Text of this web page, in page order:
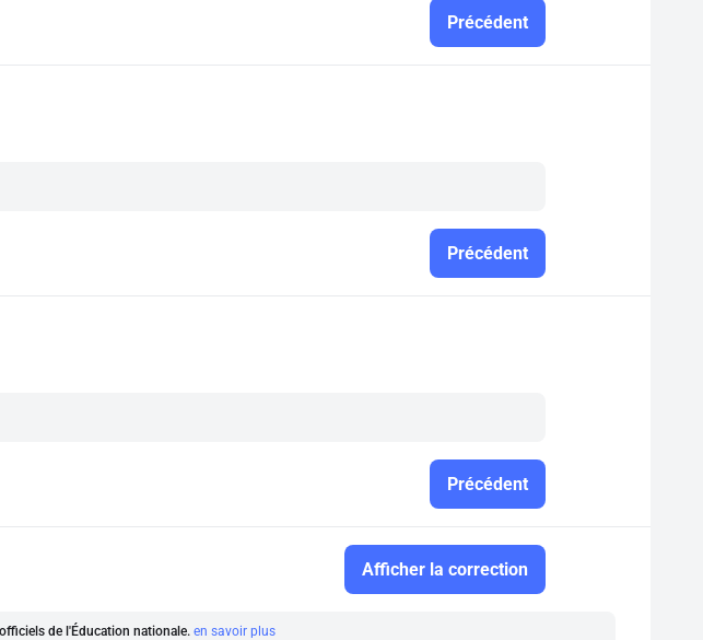
Précédent
Précédent
Précédent
Afficher la correction
de l'Éducation nationale. en savoir plus